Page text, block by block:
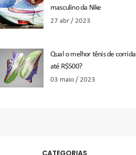
masculino da Nike
27 abr / 2023
Qual o melhor tênis de corrida
até R$500?
03 maio / 2023